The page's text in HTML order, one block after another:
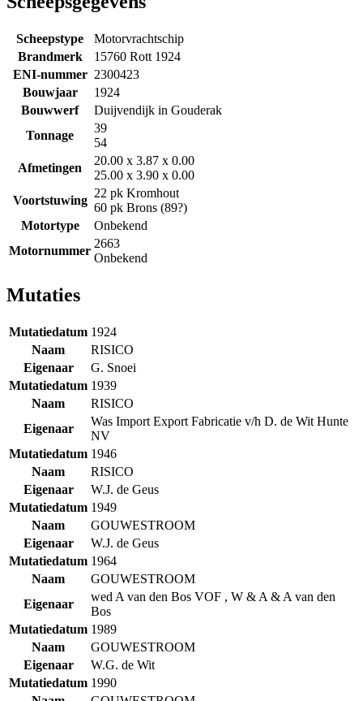
Scheepstype
Motorvrachtschip
Brandmerk
15760 Rott 1924
ENI-nummer 2300423
Bouwjaar
1924
Bouwwerf
Duijvendijk in Gouderak
Tonnage
39
54
Afmetingen
20.00 x 3.87 x 0.00
25.00 x 3.90 x 0.00
Voortstuwing
22 pk Kromhout
60 pk Brons (89?)
Motortype
Onbekend
Motornummer
2663
Onbekend
Mutaties
Mutatiedatum 1924
Naam
RISICO
Eigenaar
G. Snoei
Mutatiedatum 1939
Naam
RISICO
Eigenaar
Was Import Export Fabricatie v/h D. de Wit Hunte
NV
Mutatiedatum 1946
Naam
RISICO
Eigenaar
W.J. de Geus
Mutatiedatum 1949
Naam
GOUWESTROOM
Eigenaar
W.J. de Geus
Mutatiedatum 1964
Naam
GOUWESTROOM
Eigenaar
wed A van den Bos VOF , W & A & A van den
Bos
Mutatiedatum 1989
Naam
GOUWESTROOM
Eigenaar
W.G. de Wit
Mutatiedatum 1990